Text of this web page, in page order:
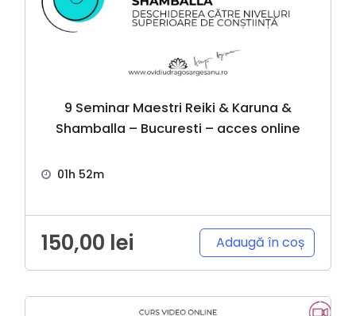
9 Seminar Maestri Reiki & Karuna &
Shamballa – Bucuresti – acces online
01h 52m
150,00 lei Adaugă în coș